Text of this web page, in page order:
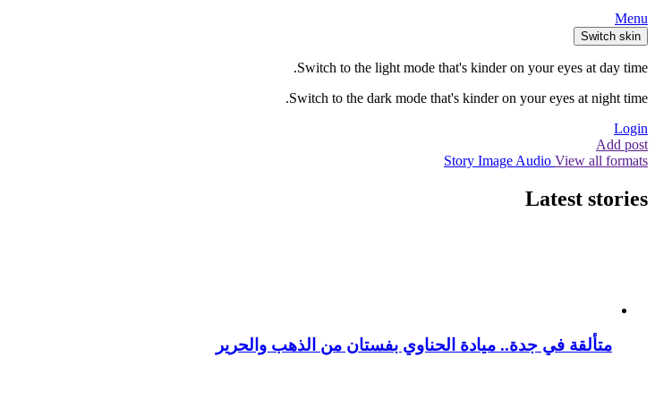
Menu
Switch skin
Switch to the light mode that's kinder on your eyes at day time.
Switch to the dark mode that's kinder on your eyes at night time.
Login
Add post
Story Image Audio View all formats
Latest stories
متألقة في جدة.. ميادة الحناوي بفستان من الذهب والحرير